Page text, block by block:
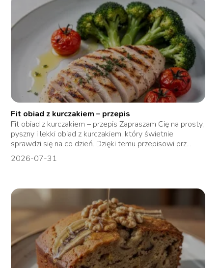
Fit obiad z kurczakiem – przepis
Fit obiad z kurczakiem – przepis Zapraszam Cię na prosty,
pyszny i lekki obiad z kurczakiem, który świetnie
sprawdzi się na co dzień. Dzięki temu przepisowi prz...
2026-07-31